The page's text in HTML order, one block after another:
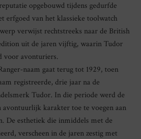
opgebouwd tijdens gedurfde
erfgoed van het klassieke toolwatch
verwijst rechtstreeks naar de British
uit de jaren vijftig, waarin Tudor
voor avonturiers.
naam gaat terug tot 1929, toen
registreerde, drie jaar na de
Tudor. In die periode werd de
avontuurlijk karakter toe te voegen aan
De esthetiek die inmiddels met de
verscheen in de jaren zestig met